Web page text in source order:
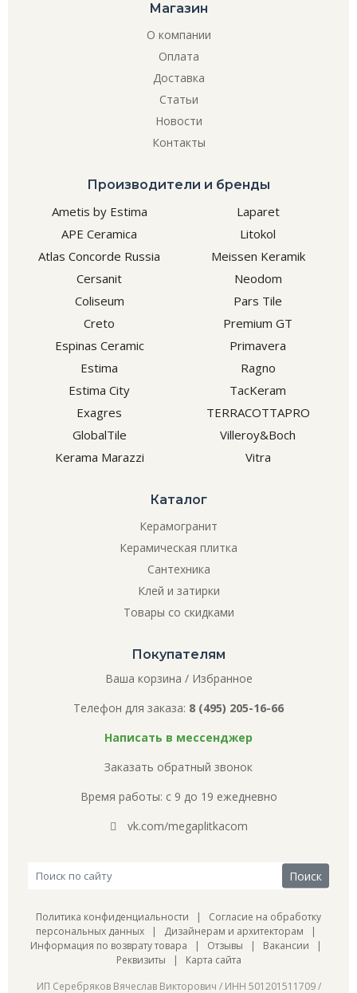
Магазин
О компании
Оплата
Доставка
Статьи
Новости
Контакты
Производители и бренды
Ametis by Estima
APE Ceramica
Atlas Concorde Russia
Cersanit
Coliseum
Creto
Espinas Ceramic
Estima
Estima City
Exagres
GlobalTile
Kerama Marazzi
Laparet
Litokol
Meissen Keramik
Neodom
Pars Tile
Premium GT
Primavera
Ragno
TacKeram
TERRACOTTAPRO
Villeroy&Boch
Vitra
Каталог
Керамогранит
Керамическая плитка
Сантехника
Клей и затирки
Товары со скидками
Покупателям
Ваша корзина / Избранное
Телефон для заказа: 8 (495) 205-16-66
Написать в мессенджер
Заказать обратный звонок
Время работы: с 9 до 19 ежедневно
vk.com/megaplitkacom
Политика конфиденциальности | Согласие на обработку
персональных данных | Дизайнерам и архитекторам |
Информация по возврату товара | Отзывы | Вакансии |
Реквизиты | Карта сайта
ИП Серебряков Вячеслав Викторович / ИНН 501201511709 /